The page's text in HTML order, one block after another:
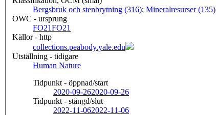
Bergsbruk och stenbrytning (316); Mineralresurser (135)
OWC - ursprung
FO21FO21
Källor - http
collections.peabody.yale.edu
Utställning - tidigare
Human Nature
Tidpunkt - öppnad/start
2020-09-262020-09-26
Tidpunkt - stängd/slut
2022-11-062022-11-06